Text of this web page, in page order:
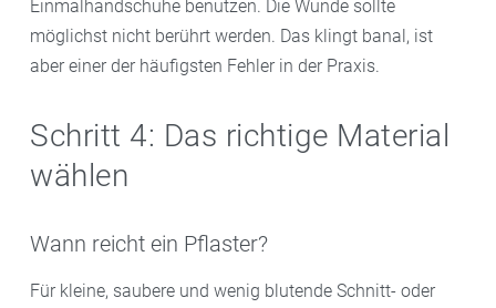
Einmalhandschuhe benutzen. Die Wunde sollte
möglichst nicht berührt werden. Das klingt banal, ist
aber einer der häufigsten Fehler in der Praxis.
Schritt 4: Das richtige Material
wählen
Wann reicht ein Pflaster?
Für kleine, saubere und wenig blutende Schnitt- oder